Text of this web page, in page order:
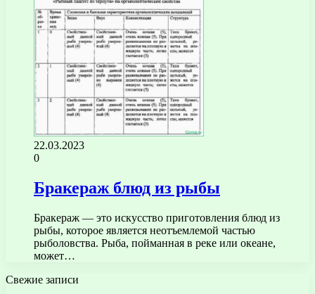
22.03.2023
0
Бракераж блюд из рыбы
Бракераж — это искусство приготовления блюд из
рыбы, которое является неотъемлемой частью
рыболовства. Рыба, пойманная в реке или океане,
может…
Свежие записи